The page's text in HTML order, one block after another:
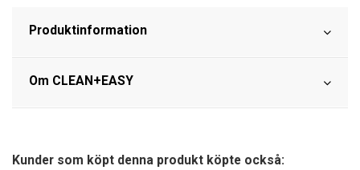
Produktinformation
Om CLEAN+EASY
Kunder som köpt denna produkt köpte också: